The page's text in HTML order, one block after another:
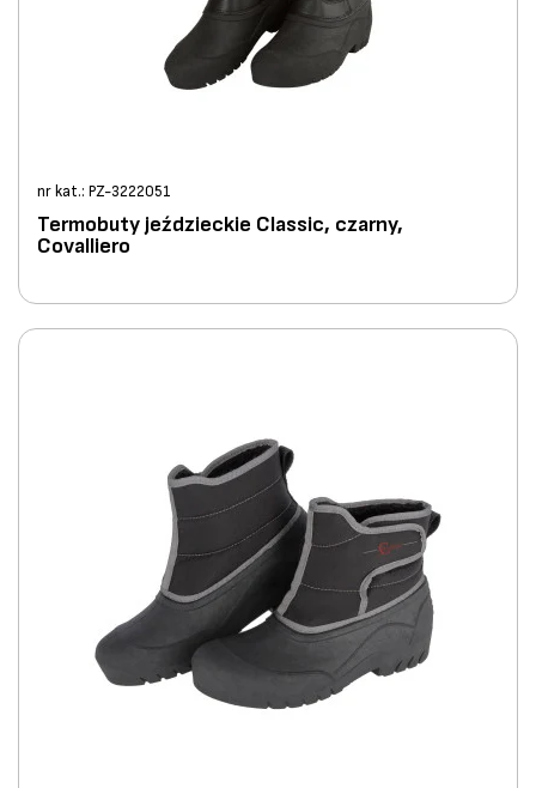
nr kat.: PZ-3222051
Termobuty jeździeckie Classic, czarny,
Covalliero